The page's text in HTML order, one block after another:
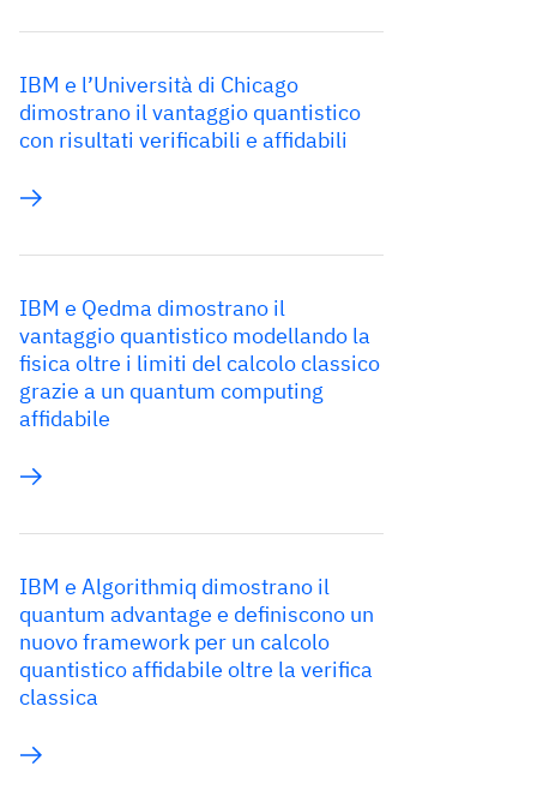
IBM e l’Università di Chicago
dimostrano il vantaggio quantistico
con risultati verificabili e affidabili
IBM e Qedma dimostrano il
vantaggio quantistico modellando la
fisica oltre i limiti del calcolo classico
grazie a un quantum computing
affidabile
IBM e Algorithmiq dimostrano il
quantum advantage e definiscono un
nuovo framework per un calcolo
quantistico affidabile oltre la verifica
classica